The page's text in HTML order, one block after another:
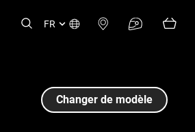
FR
Changer de modèle